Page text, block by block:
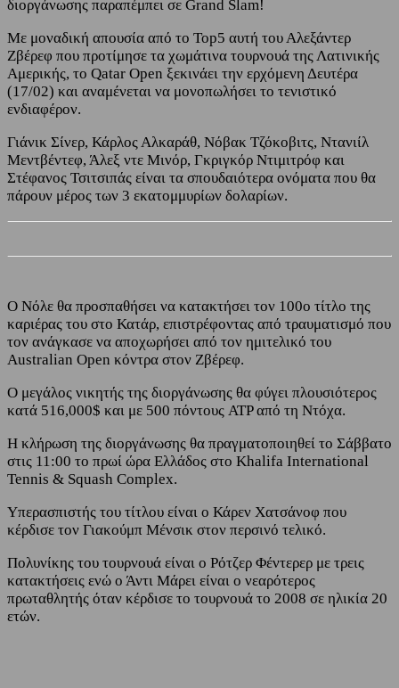
διοργάνωσης παραπέμπει σε Grand Slam!
Με μοναδική απουσία από το Top5 αυτή του Αλεξάντερ
Ζβέρεφ που προτίμησε τα χωμάτινα τουρνουά της Λατινικής
Αμερικής, το Qatar Open ξεκινάει την ερχόμενη Δευτέρα
(17/02) και αναμένεται να μονοπωλήσει το τενιστικό
ενδιαφέρον.
Γιάνικ Σίνερ, Κάρλος Αλκαράθ, Νόβακ Τζόκοβιτς, Ντανιίλ
Μεντβέντεφ, Άλεξ ντε Μινόρ, Γκριγκόρ Ντιμιτρόφ και
Στέφανος Τσιτσιπάς είναι τα σπουδαιότερα ονόματα που θα
πάρουν μέρος των 3 εκατομμυρίων δολαρίων.
Ο Νόλε θα προσπαθήσει να κατακτήσει τον 100ο τίτλο της
καριέρας του στο Κατάρ, επιστρέφοντας από τραυματισμό που
τον ανάγκασε να αποχωρήσει από τον ημιτελικό του
Australian Open κόντρα στον Ζβέρεφ.
Ο μεγάλος νικητής της διοργάνωσης θα φύγει πλουσιότερος
κατά 516,000$ και με 500 πόντους ATP από τη Ντόχα.
Η κλήρωση της διοργάνωσης θα πραγματοποιηθεί το Σάββατο
στις 11:00 το πρωί ώρα Ελλάδος στο Khalifa International
Tennis & Squash Complex.
Υπερασπιστής του τίτλου είναι ο Κάρεν Χατσάνοφ που
κέρδισε τον Γιακούμπ Μένσικ στον περσινό τελικό.
Πολυνίκης του τουρνουά είναι ο Ρότζερ Φέντερερ με τρεις
κατακτήσεις ενώ ο Άντι Μάρει είναι ο νεαρότερος
πρωταθλητής όταν κέρδισε το τουρνουά το 2008 σε ηλικία 20
ετών.